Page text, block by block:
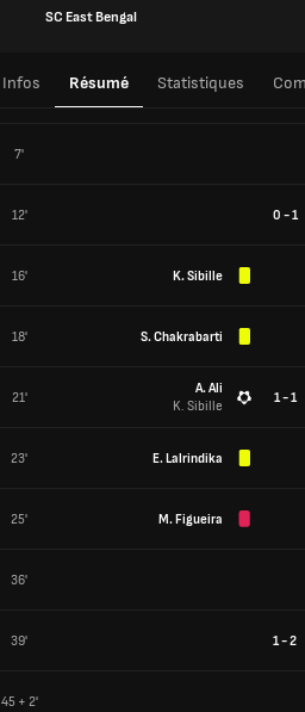
SC East Bengal
Infos Résumé Statistiques
7'
12' 0 - 1
16' K. Sibille
18' S. Chakrabarti
21'
A. Ali
K. Sibille
1 - 1
23' E. Lalrindika
25' M. Figueira
36'
39' 1 - 2
45 + 2'